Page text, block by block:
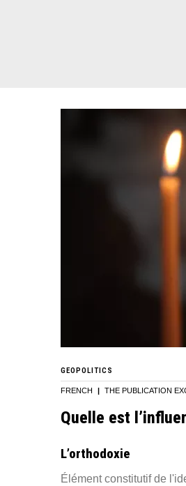
GEOPOLITICS
FRENCH | THE PUBLICATION
Quelle est
L’orthodoxie
Élément constitutif de